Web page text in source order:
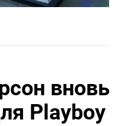
вновь
Playboy